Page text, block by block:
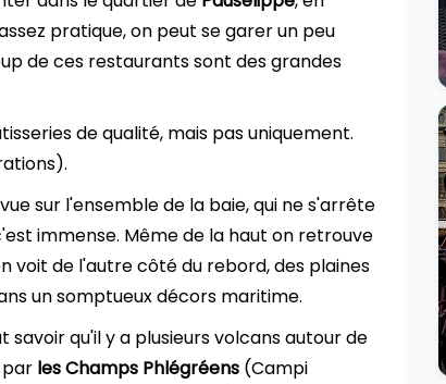
pratique, on peut se garer un peu
de ces restaurants sont des grandes
de qualité, mais pas uniquement.
sur l'ensemble de la baie, qui ne s'arrête
immense. Même de la haut on retrouve
voit de l'autre côté du rebord, des plaines
un somptueux décors maritime.
savoir qu'il y a plusieurs volcans autour de
par les Champs Phlégréens (Campi